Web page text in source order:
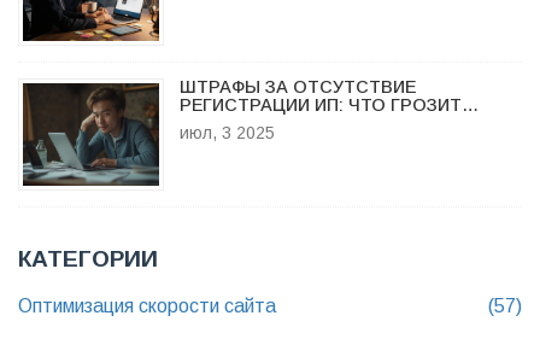
ШТРАФЫ ЗА ОТСУТСТВИЕ
РЕГИСТРАЦИИ ИП: ЧТО ГРОЗИТ
САМОЗАНЯТЫМ И ФРИЛАНСЕРАМ?
июл, 3 2025
КАТЕГОРИИ
Оптимизация скорости сайта (57)